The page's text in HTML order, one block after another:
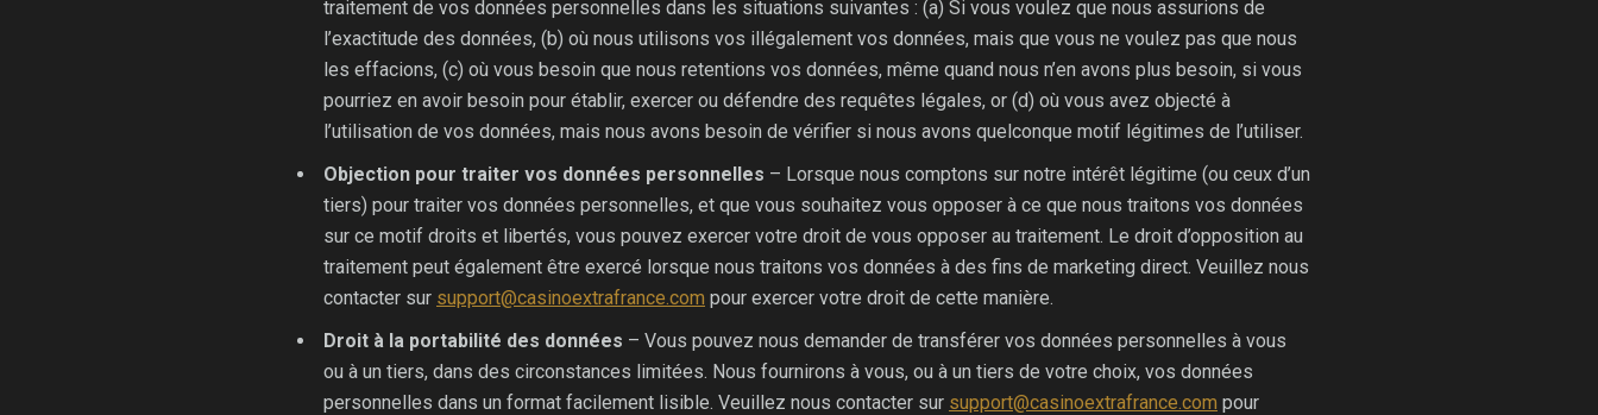
traitement de vos données personnelles dans les situations suivantes : (a) Si vous voulez que nous assurions de
l’exactitude des données, (b) où nous utilisons vos illégalement vos données, mais que vous ne voulez pas que nous
les effacions, (c) où vous besoin que nous retentions vos données, même quand nous n’en avons plus besoin, si vous
pourriez en avoir besoin pour établir, exercer ou défendre des requêtes légales, or (d) où vous avez objecté à
l’utilisation de vos données, mais nous avons besoin de vérifier si nous avons quelconque motif légitimes de l’utiliser.
Objection pour traiter vos données personnelles – Lorsque nous comptons sur notre intérêt légitime (ou ceux d’un
tiers) pour traiter vos données personnelles, et que vous souhaitez vous opposer à ce que nous traitons vos données
sur ce motif droits et libertés, vous pouvez exercer votre droit de vous opposer au traitement. Le droit d’opposition au
traitement peut également être exercé lorsque nous traitons vos données à des fins de marketing direct. Veuillez nous
contacter sur support@casinoextrafrance.com pour exercer votre droit de cette manière.
Droit à la portabilité des données – Vous pouvez nous demander de transférer vos données personnelles à vous
ou à un tiers, dans des circonstances limitées. Nous fournirons à vous, ou à un tiers de votre choix, vos données
personnelles dans un format facilement lisible. Veuillez nous contacter sur support@casinoextrafrance.com pour